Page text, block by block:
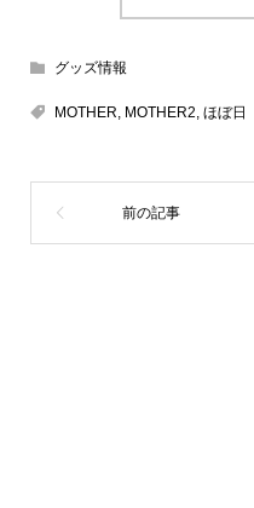
グッズ情報
MOTHER, MOTHER2, ほぼ日